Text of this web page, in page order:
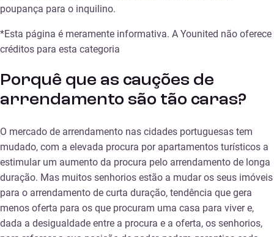
poupança para o inquilino.
*Esta página é meramente informativa. A Younited não oferece
créditos para esta categoria
Porquê que as cauções de
arrendamento são tão caras?
O mercado de arrendamento nas cidades portuguesas tem
mudado, com a elevada procura por apartamentos turísticos a
estimular um aumento da procura pelo arrendamento de longa
duração. Mas muitos senhorios estão a mudar os seus imóveis
para o arrendamento de curta duração, tendência que gera
menos oferta para os que procuram uma casa para viver e,
dada a desigualdade entre a procura e a oferta, os senhorios,